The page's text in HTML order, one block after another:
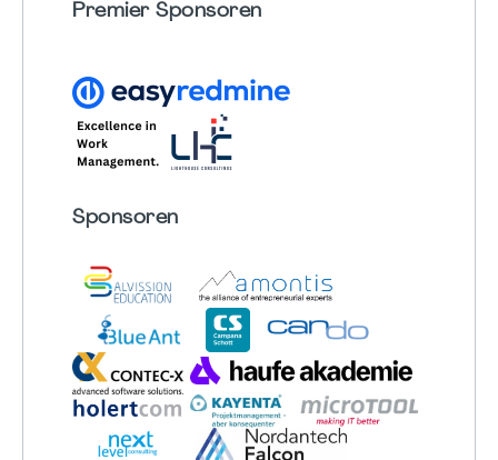
Premier Sponsoren
Sponsoren